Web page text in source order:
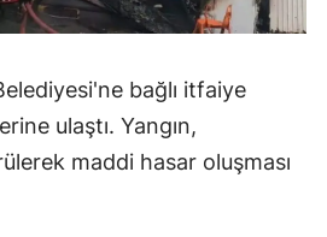
bağlı itfaiye
ulaştı. Yangın,
maddi hasar oluşması